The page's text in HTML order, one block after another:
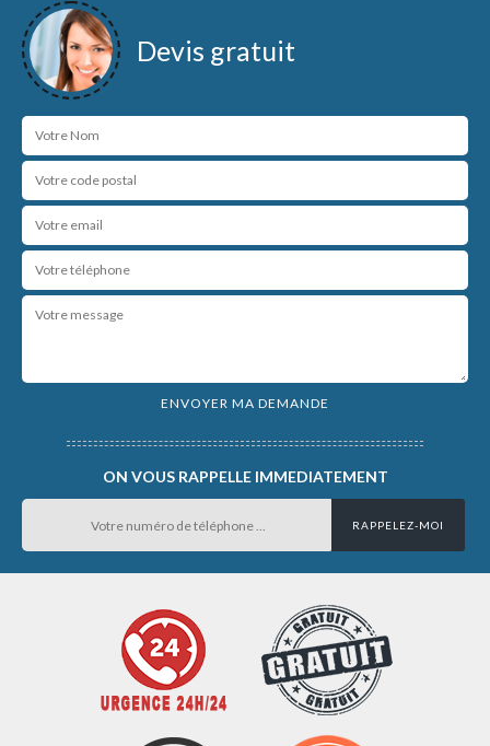
Devis gratuit
ON VOUS RAPPELLE IMMEDIATEMENT